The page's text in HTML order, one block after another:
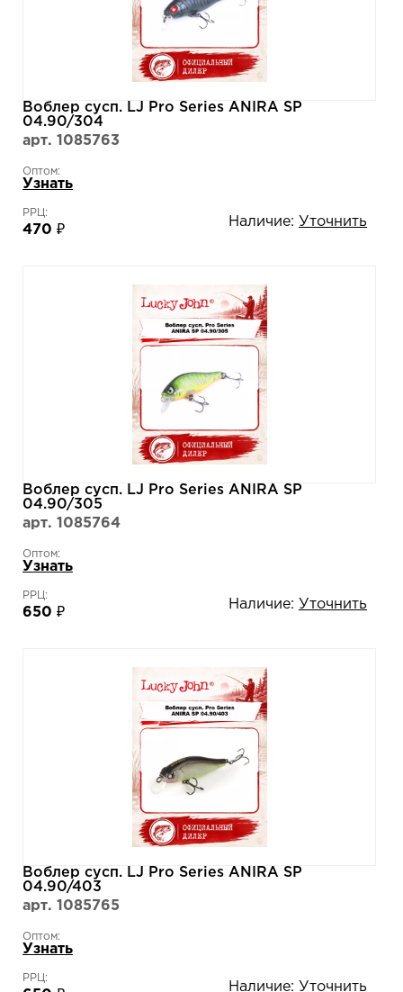
Воблер сусп. LJ Pro Series ANIRA SP
04.90/304
арт. 1085763
Оптом:
Узнать
РРЦ:
470 ₽
Наличие: Уточнить
Воблер сусп. LJ Pro Series ANIRA SP
04.90/305
арт. 1085764
Оптом:
Узнать
РРЦ:
650 ₽
Наличие: Уточнить
Воблер сусп. LJ Pro Series ANIRA SP
04.90/403
арт. 1085765
Оптом:
Узнать
РРЦ:
Наличие: Уточнить